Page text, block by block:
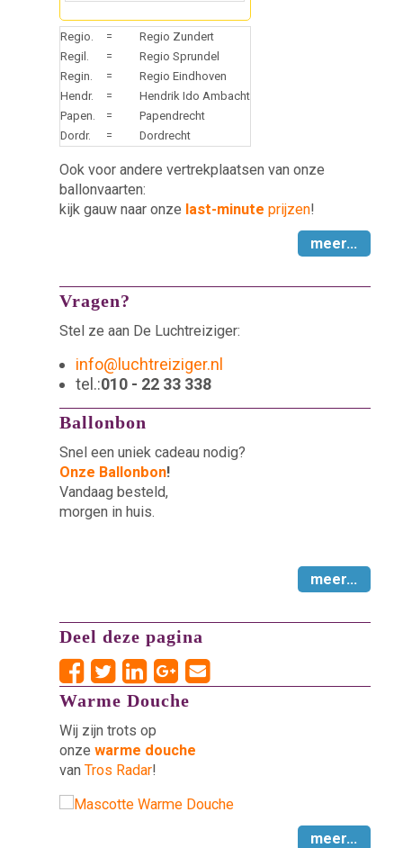
Regio. =
Regio Zundert
Regil.
=
Regio Sprundel
Regin.
=
Regio Eindhoven
Hendr.
=
Hendrik Ido Ambacht
Papen.
=
Papendrecht
Dordr.
= Dordrecht
Ook voor andere vertrekplaatsen van onze
ballonvaarten:
kijk gauw naar onze last-minute prijzen!
meer...
Vragen?
Stel ze aan De Luchtreiziger:
info@luchtreiziger.nl
tel.:010 - 22 33 338
Ballonbon
Snel een uniek cadeau nodig?
Onze Ballonbon!
Vandaag besteld,
morgen in huis.
meer...
Deel deze pagina
Warme Douche
Wij zijn trots op
onze warme douche
van Tros Radar!
meer...